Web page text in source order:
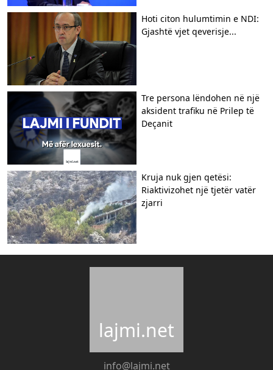
Hoti citon hulumtimin e NDI:
Gjashtë vjet qeverisje...
Tre persona lëndohen në një
aksident trafiku në Prilep të
Deçanit
Kruja nuk gjen qetësi:
Riaktivizohet një tjetër vatër
zjarri
lajmi.net
info@lajmi.net